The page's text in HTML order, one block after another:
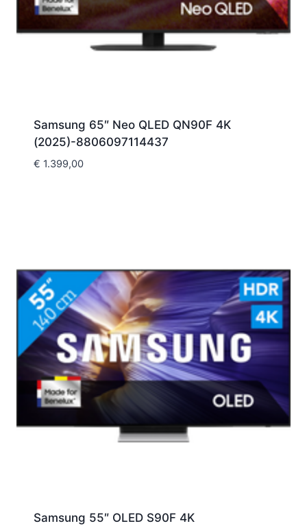
Samsung 65″ Neo QLED QN90F 4K
(2025)-8806097114437
€ 1.399,00
Samsung 55″ OLED S90F 4K